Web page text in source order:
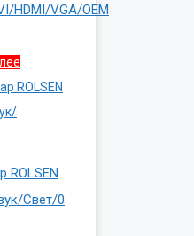
HDMI/VGA/OEM
ROLSEN
Свет/0